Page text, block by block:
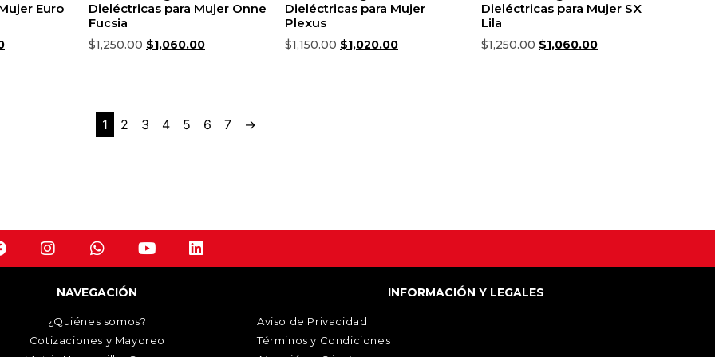
Euro
Dieléctricas para Mujer Onne
Fucsia
$1,250.00 $1,060.00
Dieléctricas para Mujer
Plexus
$1,150.00 $1,020.00
Dieléctricas para Mujer SX
Lila
$1,250.00 $1,060.00
1 2 3 4 5 6 7 →
NAVEGACIÓN
¿Quiénes somos?
Cotizaciones y Mayoreo
INFORMACIÓN Y LEGALES
Aviso de Privacidad
Términos y Condiciones